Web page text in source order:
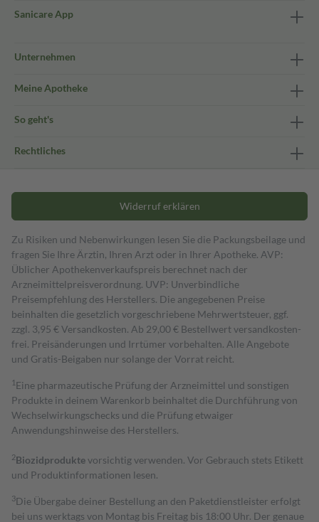
Sanicare App
Unternehmen
Meine Apotheke
So geht's
Rechtliches
Widerruf erklären
Zu Risiken und Nebenwirkungen lesen Sie die Packungsbeilage und
fragen Sie Ihre Ärztin, Ihren Arzt oder in Ihrer Apotheke. AVP:
Üblicher Apothekenverkaufspreis berechnet nach der
Arzneimittelpreisverordnung. UVP: Unverbindliche
Preisempfehlung des Herstellers. Die angegebenen Preise
beinhalten die gesetzlich vorgeschriebene Mehrwertsteuer, ggf.
zzgl. 3,95 € Versandkosten. Ab 29,00 € Bestell­wert versand­kosten­
frei. Preisänderungen und Irrtümer vorbehalten. Alle Angebote
und Gratis-Beigaben nur solange der Vorrat reicht.
1 Eine pharmazeutische Prüfung der Arzneimittel und sonstigen
Produkte in deinem Warenkorb beinhaltet die Durchführung von
Wechselwirkungschecks und die Prüfung etwaiger
Anwendungshinweise des Herstellers.
2Biozidproduktevorsichtig verwenden. Vor Gebrauch stets Etikett
und Produktinformationen lesen.
3Die Übergabe deiner Bestellung an den Paketdienstleister erfolgt
bei uns werktags von Montag bis Freitag bis 18:00 Uhr. Der genaue